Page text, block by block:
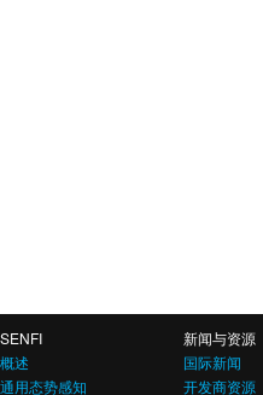
SENFI
概述
通用态势感知
新闻与资源
国际新闻
开发商资源